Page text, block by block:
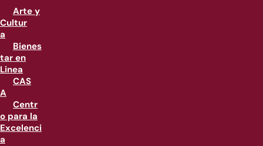
Arte y
Cultur
a
Bienes
tar en
Linea
CAS
A
Centr
o para la
Excelenci
a